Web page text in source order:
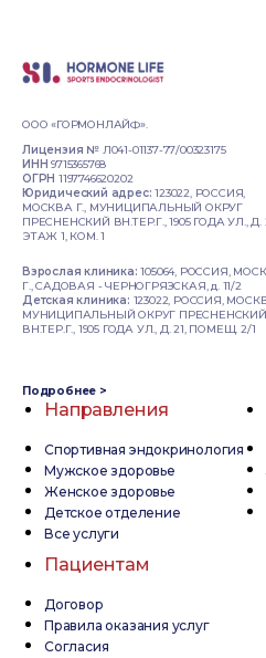
ООО «ГОРМОНЛАЙФ».
Лицензия № Л041-01137-77/00323175
ИНН 9715365768
ОГРН 1197746620202
Юридический адрес:123022, РОССИЯ,
МОСКВА Г., МУНИЦИПАЛЬНЫЙ ОКРУГ
ПРЕСНЕНСКИЙ ВН.ТЕР.Г., 1905 ГОДА УЛ., Д.
ЭТАЖ 1, КОМ. 1
Взрослая клиника: 105064, РОССИЯ,
Г., САДОВАЯ - ЧЕРНОГРЯЗСКАЯ, д. 11/2
Детская клиника: 123022, РОССИЯ,
МУНИЦИПАЛЬНЫЙ ОКРУГ ПРЕСНЕНСКИЙ
ВН.ТЕР.Г., 1905 ГОДА УЛ., Д. 21, ПОМЕЩ. 2/1
Подробнее >
Направления
Спортивная эндокринология
Мужское здоровье
Женское здоровье
Детское отделение
Все услуги
Пациентам
Договор
Правила оказания услуг
Согласия